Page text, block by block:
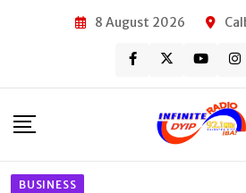
8 August 2026
BUSINESS